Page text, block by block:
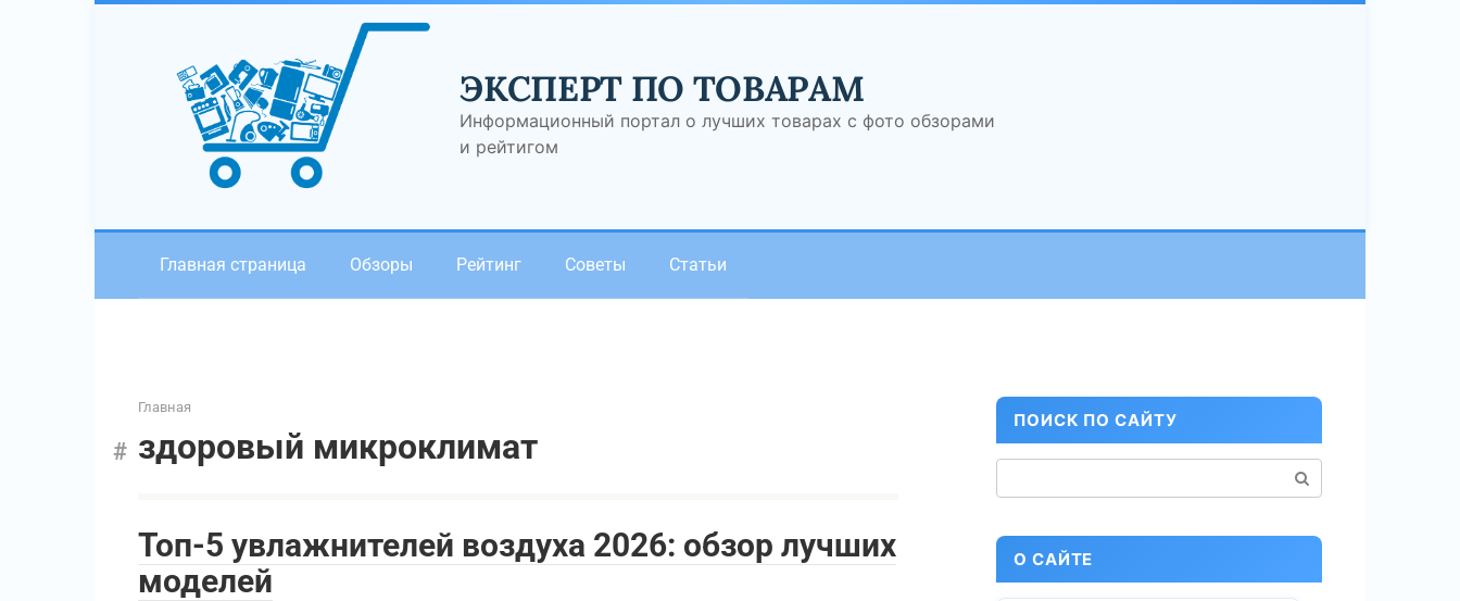
ЭКСПЕРТ ПО ТОВАРАМ
Информационный портал о лучших товарах с фото обзорами
и рейтигом
Главная страница Обзоры Рейтинг Советы Статьи
Главная
здоровый микроклимат
Топ-5 увлажнителей воздуха 2026: обзор лучших
моделей
ПОИСК ПО САЙТУ
О САЙТЕ